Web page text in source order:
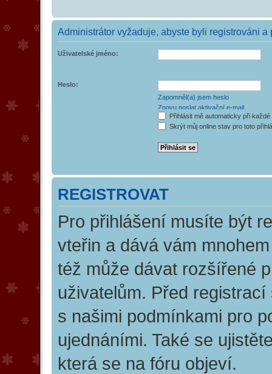
Administrátor vyžaduje, abyste byli registrováni
Uživatelské jméno:
Heslo:
Zapomněl(a) jsem heslo
Znovu poslat aktivační e-mail
Přihlásit mě automaticky při
Skrýt můj online stav pro toto
REGISTROVAT
Pro přihlášení musíte být
vteřin a dává vám
též může dávat rozšířené
uživatelům. Před
s našimi podmínkami pro
ujednáními. Také se
která se na fóru objeví.